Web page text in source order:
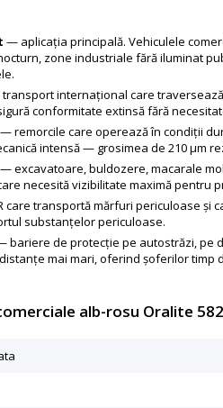
— aplicația principală. Vehiculele
zone industriale fără iluminat
internațional care
conformitate extinsă fără
— remorcile care operează în condiții
intensă — grosimea de 210 μm
— excavatoare, buldozere, macarale
necesită vizibilitate maximă pentru
care transportă mărfuri periculoase și
substanțelor periculoase.
bariere de protecție pe autostrăzi, pe
mai mari, oferind șoferilor timp
alb-rosu Oralite